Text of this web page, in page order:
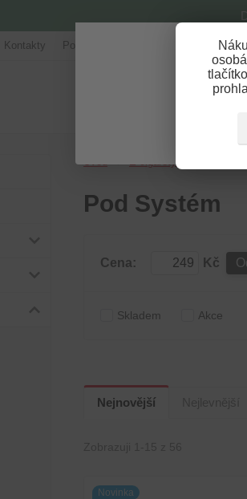
Kontakty Poradna
Úvod E-cigarety
Pod Systém
Cena: Kč
Skladem Akce
Nejnovější
Novinka